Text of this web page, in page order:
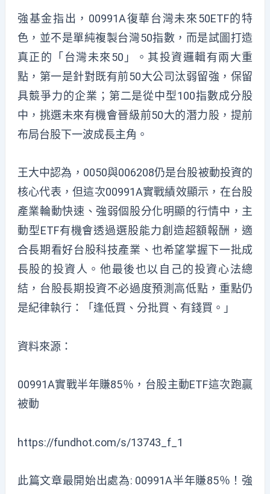
強基金指出，00991A復華台灣未來50ETF的特
色，並不是單純複製台灣50指數，而是試圖打造
真正的「台灣未來50」。其投資邏輯有兩大重
點，第一是針對既有前50大公司汰弱留強，保留
具競爭力的企業；第二是從中型100指數成分股
中，挑選未來有機會晉級前50大的潛力股，提前
布局台股下一波成長主角。
王大中認為，0050與006208仍是台股被動投資的
核心代表，但這次00991A實戰績效顯示，在台股
產業輪動快速、強弱個股分化明顯的行情中，主
動型ETF有機會透過選股能力創造超額報酬，適
合長期看好台股科技產業、也希望掌握下一批成
長股的投資人。他最後也以自己的投資心法總
結，台股長期投資不必過度預測高低點，重點仍
是紀律執行：「逢低買、分批買、有錢買。」
資料來源：
00991A實戰半年賺85％，台股主動ETF這次跑贏
被動
https://fundhot.com/s/13743_f_1
此篇文章最開始出處為: 00991A半年賺85％！強